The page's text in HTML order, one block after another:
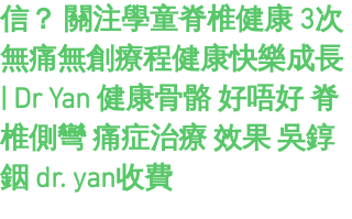
信？ 關注學童脊椎健康 3次
無痛無創療程健康快樂成長
| Dr Yan 健康骨骼 好唔好 脊
椎側彎 痛症治療 效果 吳錞
銦 dr. yan收費